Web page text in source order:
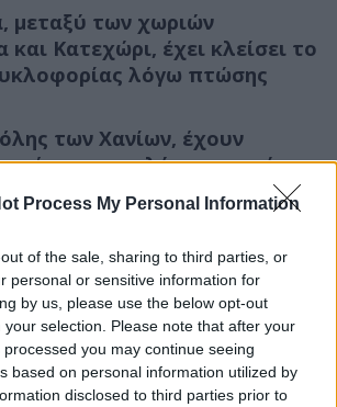
Process My Personal Information
of the sale, sharing to third parties, or
personal or sensitive information for
by us, please use the below opt-out
selection. Please note that after your
you may continue seeing
based on personal information utilized by
disclosed to third parties prior to
, μεταξύ των χωριών
Κατεχώρι, έχει κλείσει το
λόγω πτώσης
των Χανίων, έχουν
και μεγαλύτερες πτώσεις
στην οδό Μυλωνογιάννη,
στον Γαλατά και στον κόμβο
καταγραφεί και στονΒΟΑΚ
της Εθνικής Οδού.
ΔΕΗέπεσαν στην περιοχή